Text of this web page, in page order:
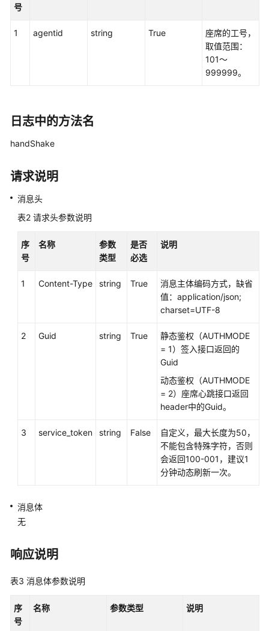
考
操
作
类
口
参
考
文
信
座
类
强
接
号
1 agentid string True
座席的工号，
取值范围：
101～
999999。
日志中的方法名
handShake
请求说明
消息头
表2 请求头参数说明
序
号
名称
参数
类型
是否
必选
说明
1 Content-Type string True
消息主体编码方式，缺省
值：application/json;
charset=UTF-8
2 Guid string True
静态鉴权（AUTHMODE
= 1）签入接口返回的
Guid
动态鉴权（AUTHMODE
= 2）座席心跳接口返回
header中的Guid。
3 service_token string False
自定义，最大长度为50，
不能包含特殊字符，否则
会返回100-001，建议1
分钟动态刷新一次。
消息体
无
响应说明
表3 消息体参数说明
序
号
名称 参数类型 说明